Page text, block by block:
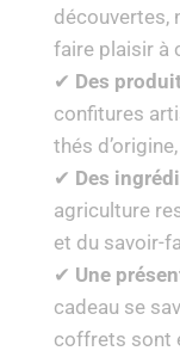
découvertes,
faire plaisir à
✔ Des
confitures
thés
✔ Des
agriculture
et du savoir-
✔ Une
cadeau se
coffrets sont